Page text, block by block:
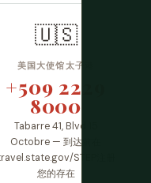
🇺🇸
美国大使馆太子港
+509 2229
8000
Tabarre 41, Blvd 15
Octobre — 到达前在
STEP注册
您的存在